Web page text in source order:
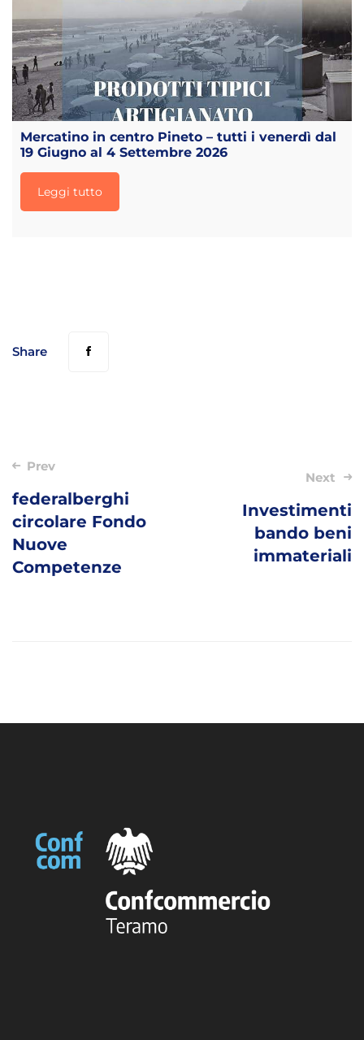
Mercatino in centro Pineto – tutti i venerdì dal
19 Giugno al 4 Settembre 2026
Leggi tutto
Share
Post
navigation
Prev
federalberghi
circolare Fondo
Nuove
Competenze
Next
Investimenti
bando beni
immateriali